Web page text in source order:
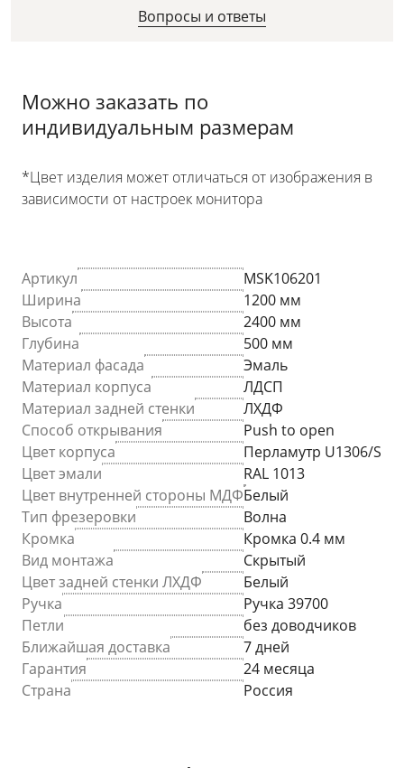
Вопросы и ответы
Можно заказать по
индивидуальным размерам
*Цвет изделия может отличаться от изображения в
зависимости от настроек монитора
Артикул
MSK106201
Ширина
1200 мм
Высота
2400 мм
Глубина
500 мм
Материал фасада
Эмаль
Материал корпуса
ЛДСП
Материал задней стенки
ЛХДФ
Способ открывания
Push to open
Цвет корпуса
Перламутр U1306/S
Цвет эмали
RAL 1013
Цвет внутренней стороны МДФБелый
Тип фрезеровки
Волна
Кромка
Кромка 0.4 мм
Вид монтажа
Скрытый
Цвет задней стенки ЛХДФ
Белый
Ручка
Ручка 39700
Петли
без доводчиков
Ближайшая доставка
7 дней
Гарантия
24 месяца
Страна
Россия